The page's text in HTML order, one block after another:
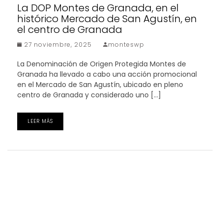
La DOP Montes de Granada, en el
histórico Mercado de San Agustín, en
el centro de Granada
27 noviembre, 2025 monteswp
La Denominación de Origen Protegida Montes de
Granada ha llevado a cabo una acción promocional
en el Mercado de San Agustín, ubicado en pleno
centro de Granada y considerado uno […]
LEER MÁS